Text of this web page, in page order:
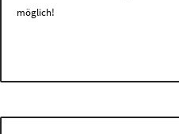
möglich!